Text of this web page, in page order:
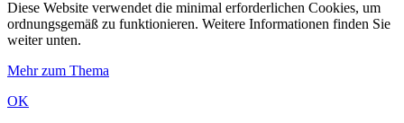
Diese Website verwendet die minimal erforderlichen Cookies, um
ordnungsgemäß zu funktionieren. Weitere Informationen finden Sie
weiter unten.
Mehr zum Thema
OK